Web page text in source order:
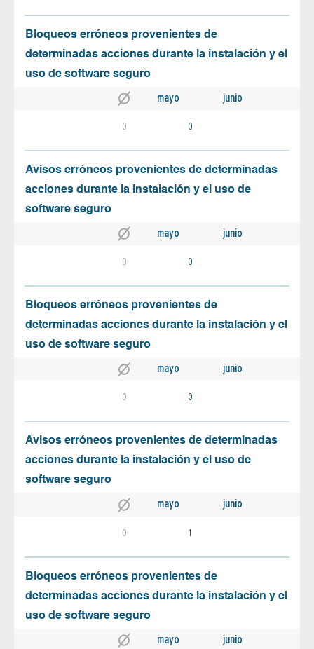
Bloqueos erróneos provenientes de
determinadas acciones durante la instalación y el
uso de software seguro
mayo junio
0 0
Avisos erróneos provenientes de determinadas
acciones durante la instalación y el uso de
software seguro
mayo junio
0 0
Bloqueos erróneos provenientes de
determinadas acciones durante la instalación y el
uso de software seguro
mayo junio
0 0
Avisos erróneos provenientes de determinadas
acciones durante la instalación y el uso de
software seguro
mayo junio
0 1
Bloqueos erróneos provenientes de
determinadas acciones durante la instalación y el
uso de software seguro
mayo junio